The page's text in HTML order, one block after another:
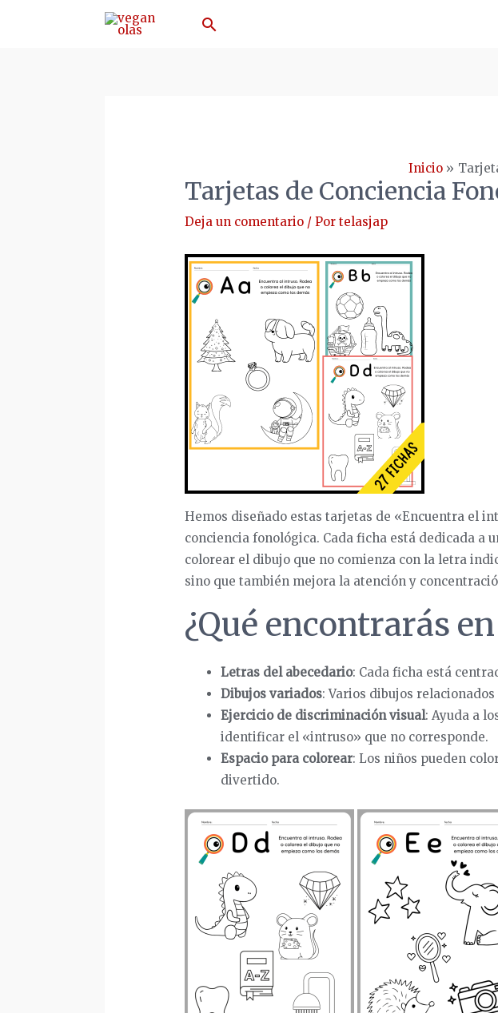
Buscar
Inicio
Tarjetas de Conciencia
Deja un comentario / Por telasjap
Hemos diseñado estas tarjetas de «Encuentra el
conciencia fonológica. Cada ficha está dedicada
colorear el dibujo que no comienza con la letra
sino que también mejora la atención y
¿Qué encontrarás
Letras del abecedario: Cada ficha está
Dibujos variados: Varios dibujos
Ejercicio de discriminación visual: Ayuda a
identificar el «intruso» que no corresponde.
Espacio para colorear: Los niños pueden
divertido.